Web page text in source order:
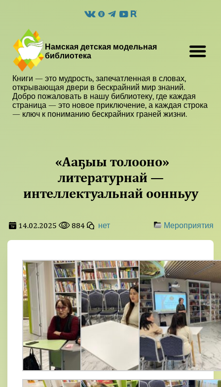
Намская детская модельная
библиотека
Книги — это мудрость, запечатленная в словах,
открывающая двери в бескрайний мир знаний.
Добро пожаловать в нашу библиотеку, где каждая
страница — это новое приключение, а каждая строка
— ключ к пониманию бескрайних граней жизни.
«Ааҕыы толооно»
литературнай —
интеллектуальнай оонньуу
14.02.2025 884 нет Мероприятия